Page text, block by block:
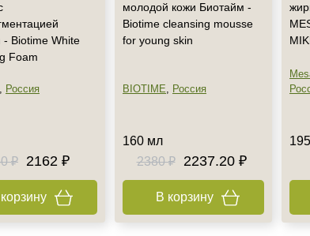
- Biotime White
Foam
, Россия
₽
2162 ₽
молодой кожи Биотайм -
Biotime cleansing mousse
for young skin
BIOTIME, Россия
160 мл
2380 ₽
2237.20 ₽
В корзину